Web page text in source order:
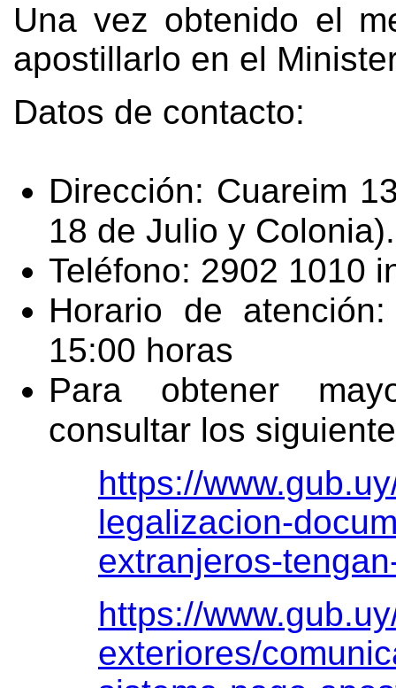
Una vez obtenido el
apostillarlo en el
Datos de contacto:
Dirección: Cuareim
18 de Julio y Colonia).
Teléfono: 2902 1010
Horario de
15:00 horas
Para obtener
consultar los
https://
legalizacion-
extranjeros-
https://
exteriores/